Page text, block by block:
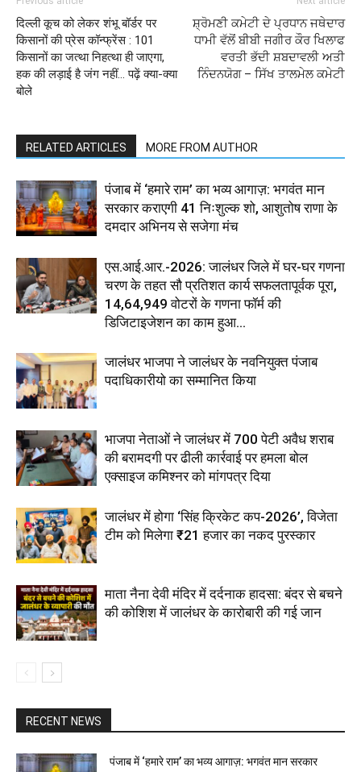
दिल्ली कूच को लेकर शंभू बॉर्डर पर
किसानों की प्रेस कॉन्फ्रेंस : 101
किसानों का जत्था निहत्था ही जाएगा,
हक की लड़ाई है जंग नहीं… पढ़ें क्या-क्या
बोले
ਸ਼੍ਰੋਮਣੀ ਕਮੇਟੀ ਦੇ ਪ੍ਰਧਾਨ ਜਥੇਦਾਰ
ਧਾਮੀ ਵੱਲੋਂ ਬੀਬੀ ਜਗੀਰ ਕੌਰ ਖਿਲਾਫ
ਵਰਤੀ ਭੱਦੀ ਸ਼ਬਦਾਵਲੀ ਅਤੀ
ਨਿੰਦਨਯੋਗ – ਸਿੱਖ ਤਾਲਮੇਲ ਕਮੇਟੀ
RELATED ARTICLES MORE FROM AUTHOR
पंजाब में ‘हमारे राम’ का भव्य आगाज़: भगवंत मान
सरकार कराएगी 41 निःशुल्क शो, आशुतोष राणा के
दमदार अभिनय से सजेगा मंच
एस.आई.आर.-2026: जालंधर जिले में घर-घर गणना
चरण के तहत सौ प्रतिशत कार्य सफलतापूर्वक पूरा,
14,64,949 वोटरों के गणना फॉर्म की
डिजिटाइजेशन का काम हुआ...
जालंधर भाजपा ने जालंधर के नवनियुक्त पंजाब
पदाधिकारीयो का सम्मानित किया
भाजपा नेताओं ने जालंधर में 700 पेटी अवैध शराब
की बरामदगी पर ढीली कार्रवाई पर हमला बोल
एक्साइज कमिश्नर को मांगपत्र दिया
जालंधर में होगा ‘सिंह क्रिकेट कप-2026’, विजेता
टीम को मिलेगा ₹21 हजार का नकद पुरस्कार
माता नैना देवी मंदिर में दर्दनाक हादसा: बंदर से बचने
की कोशिश में जालंधर के कारोबारी की गई जान
RECENT NEWS
पंजाब में ‘हमारे राम’ का भव्य आगाज़: भगवंत मान सरकार